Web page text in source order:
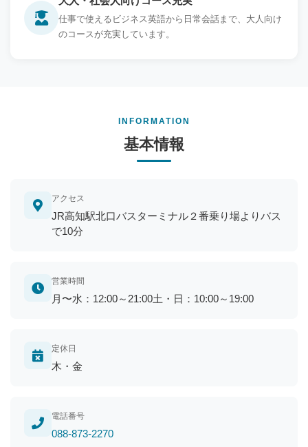
仕事で使えるビジネス英語から日常会話まで、大人向け
のコースが充実しています。
INFORMATION
基本情報
アクセス
JR高知駅北口バスターミナル２番乗り場よりバス
で10分
営業時間
月〜水：12:00～21:00土・日：10:00～19:00
定休日
木・金
電話番号
088-873-2270